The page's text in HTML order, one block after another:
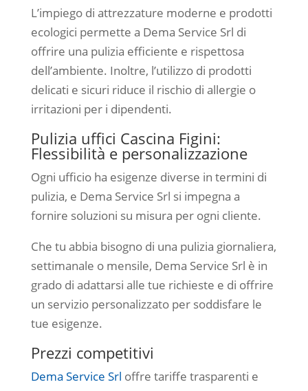
L’impiego di attrezzature moderne e prodotti
ecologici permette a Dema Service Srl di
offrire una pulizia efficiente e rispettosa
dell’ambiente. Inoltre, l’utilizzo di prodotti
delicati e sicuri riduce il rischio di allergie o
irritazioni per i dipendenti.
Pulizia uffici Cascina Figini:
Flessibilità e personalizzazione
Ogni ufficio ha esigenze diverse in termini di
pulizia, e Dema Service Srl si impegna a
fornire soluzioni su misura per ogni cliente.
Che tu abbia bisogno di una pulizia giornaliera,
settimanale o mensile, Dema Service Srl è in
grado di adattarsi alle tue richieste e di offrire
un servizio personalizzato per soddisfare le
tue esigenze.
Prezzi competitivi
Dema Service Srl offre tariffe trasparenti e